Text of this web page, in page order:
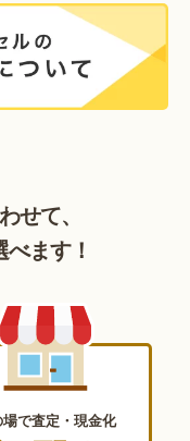
せて、
ます！
場で査定・現金化